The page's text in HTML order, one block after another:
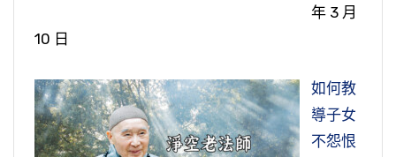
年 3 月
10 日
如何教
導子女
不怨恨